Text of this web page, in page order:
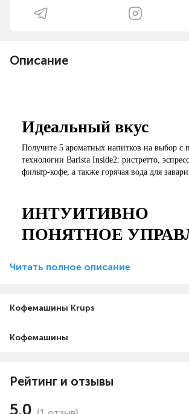
Описание
Идеальный вкус
Получите 5 ароматных напитков на выбор с
технологии Barista Inside2: ристретто,
фильтр-кофе, а также горячая вода для
ИНТУИТИВНО
ПОНЯТНОЕ
или настройте желаемые параметры для
В ИЗБРАННОЕ
в избранное.
Читать полное описание
Кофемашины Krups
Кофемашины
Рейтинг и отзывы
5.0